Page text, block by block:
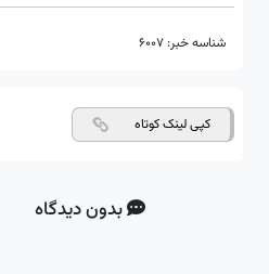
شناسه خبر:
کپی لینک کوتاه
بدون دیدگاه